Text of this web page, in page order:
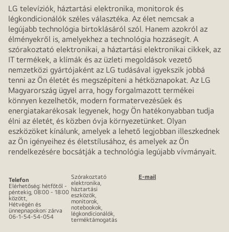
LG televíziók, háztartási elektronika, monitorok és
légkondicionálók széles választéka. Az élet nemcsak a
legújabb technológia birtoklásáról szól. Hanem azokról az
élményekről is, amelyekhez a technológia hozzásegít. A
szórakoztató elektronikai, a háztartási elektronikai cikkek, az
IT termékek, a klímák és az üzleti megoldások vezető
nemzetközi gyártójaként az LG tudásával igyekszik jobbá
tenni az Ön életét és megszépíteni a hétköznapokat. Az LG
Magyarország ügyel arra, hogy forgalmazott termékei
könnyen kezelhetők, modern formatervezésűek és
energiatakarékosak legyenek, hogy Ön hatékonyabban tudja
élni az életét, és közben óvja környezetünket. Olyan
eszközöket kínálunk, amelyek a lehető legjobban illeszkednek
az Ön igényeihez és életstílusához, és amelyek az Ön
rendelkezésére bocsátják a technológia legújabb vívmányait.
Telefon
Elérhetőség: hétfőtől -
péntekig, 08:00 - 18:00
között,
Hétvégén és
ünnepnapokon: zárva
06-1-54-54-054
Szórakoztató
elektronika,
háztartási
eszközök,
monitorok,
notebookok,
légkondicionálók,
terméktámogatás
E-mail